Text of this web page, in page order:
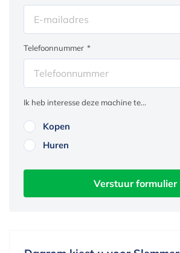
Telefoonnummer *
Ik heb interesse deze machine te...
Kopen
Huren
Verstuur formulier